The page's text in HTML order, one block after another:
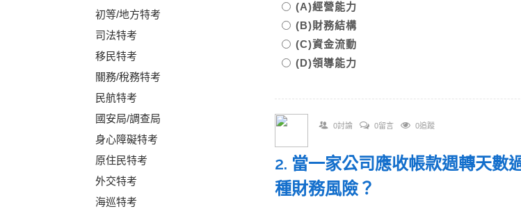
初等/地方特考
司法特考
移民特考
關務/稅務特考
民航特考
國安局/調查局
身心障礙特考
原住民特考
外交特考
海巡特考
(A)經營能力
(B)財務結構
(C)資金流動
(D)領導能力
0討論 0留言 0追蹤
2. 當一家公司應收帳款週轉天數
種財務風險？